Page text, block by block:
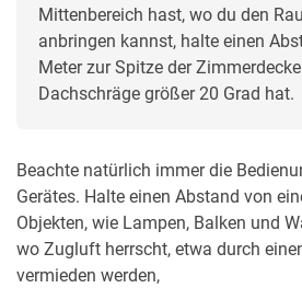
Mittenbereich hast, wo du den
anbringen kannst, halte einen
Meter zur Spitze der
Dachschräge größer 20 Grad hat.
Beachte natürlich immer die
Gerätes. Halte einen Abstand von
Objekten, wie Lampen, Balken und
wo Zugluft herrscht, etwa durch
vermieden werden,